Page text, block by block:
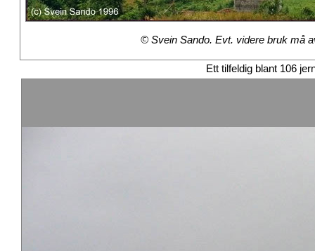
© Svein Sando. Evt. videre bruk må
Ett tilfeldig blant 106